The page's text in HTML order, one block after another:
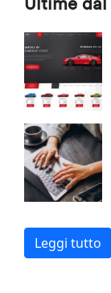
Leggi tutto